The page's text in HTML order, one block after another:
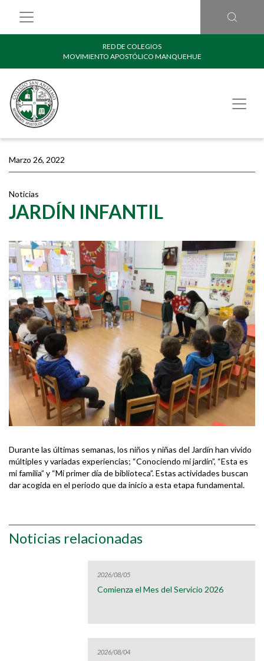
RED DE COLEGIOS
MOVIMIENTO APOSTÓLICO MANQUEHUE
Marzo 26, 2022
Noticias
JARDÍN INFANTIL
Durante las últimas semanas, los niños y niñas del Jardín han vivido
múltiples y variadas experiencias; “Conociendo mi jardín”, “Esta es
mi familia” y “Mi primer día de biblioteca”. Estas actividades buscan
dar acogida en el periodo que da inicio a esta etapa fundamental.
Noticias relacionadas
2026/08/05
Comienza el Mes del Servicio 2026
2026/08/04